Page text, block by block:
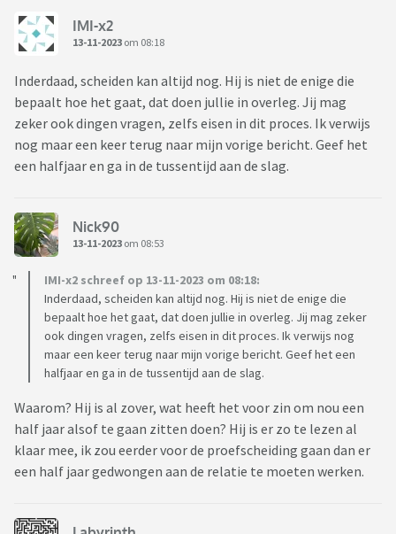
IMI-x2
13-11-2023 om 08:18
Inderdaad, scheiden kan altijd nog. Hij is niet de enige die
bepaalt hoe het gaat, dat doen jullie in overleg. Jij mag
zeker ook dingen vragen, zelfs eisen in dit proces. Ik verwijs
nog maar een keer terug naar mijn vorige bericht. Geef het
een halfjaar en ga in de tussentijd aan de slag.
Nick90
13-11-2023 om 08:53
IMI-x2 schreef op 13-11-2023 om 08:18:
Inderdaad, scheiden kan altijd nog. Hij is niet de enige die
bepaalt hoe het gaat, dat doen jullie in overleg. Jij mag zeker
ook dingen vragen, zelfs eisen in dit proces. Ik verwijs nog
maar een keer terug naar mijn vorige bericht. Geef het een
halfjaar en ga in de tussentijd aan de slag.
Waarom? Hij is al zover, wat heeft het voor zin om nou een
half jaar alsof te gaan zitten doen? Hij is er zo te lezen al
klaar mee, ik zou eerder voor de proefscheiding gaan dan er
een half jaar gedwongen aan de relatie te moeten werken.